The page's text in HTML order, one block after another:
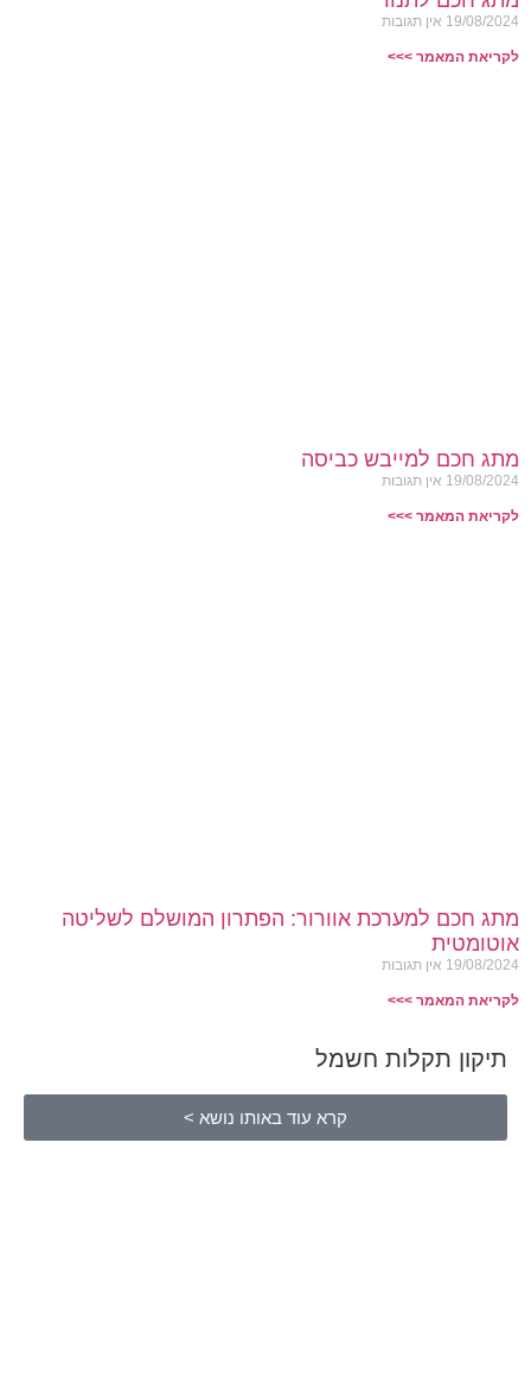
19/08/2024 אין תגובות
לקריאת המאמר >>>
מתג חכם למייבש כביסה
19/08/2024 אין תגובות
לקריאת המאמר >>>
מתג חכם למערכת אוורור: הפתרון המושלם לשליטה
אוטומטית
19/08/2024 אין תגובות
לקריאת המאמר >>>
תיקון תקלות חשמל
קרא עוד באותו נושא >